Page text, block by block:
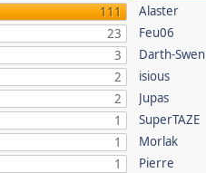
111
23
3
2
2
1
1
1
Alaster
Feu06
Darth-Swen
isious
Jupas
SuperTAZE
Morlak
Pierre